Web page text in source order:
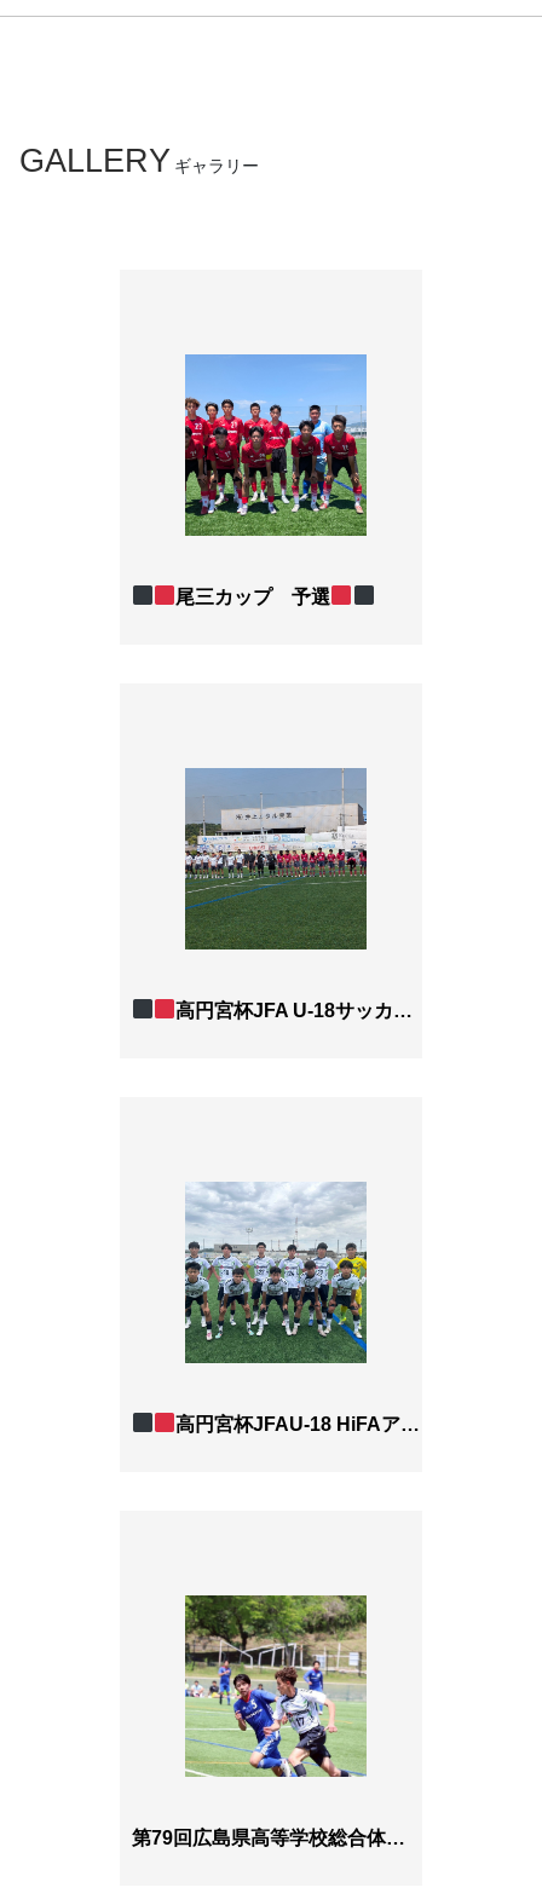
ギャラリー
GALLERY
尾三カップ 予選
高円宮杯JFA U-18サッカーリーグ20263部リーグB
高円宮杯JFAU-18 HiFAアドバンスリーグ 2026 3部リーグB
第79回広島県高等学校総合体育大会サッカー男子の部 尾三地区予選！